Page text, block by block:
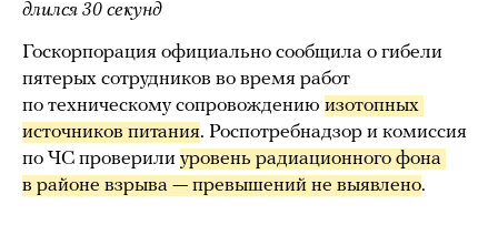
длился 30 секунд
Госкорпорация официально сообщила о гибели
пятерых сотрудников во время работ
по техническому сопровождению изотопных
источников питания. Роспотребнадзор и комиссия
по ЧС проверили уровень радиационного фона
в районе взрыва — превышений не выявлено.